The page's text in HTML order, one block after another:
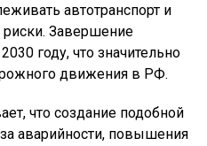
автотранспорт и
Завершение
году, что значительно
движения в РФ.
что создание подобной
аварийности, повышения